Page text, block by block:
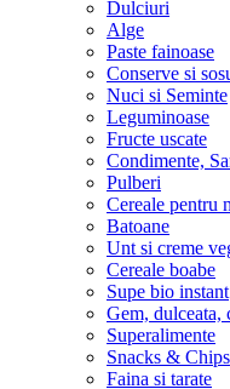
Dulciuri
Alge
Paste fainoase
Conserve si
Nuci si Seminte
Leguminoase
Fructe uscate
Condimente,
Pulberi
Cereale pentru
Batoane
Unt si creme
Cereale boabe
Supe bio instant
Gem, dulceata,
Superalimente
Snacks & Chips
Faina si tarate